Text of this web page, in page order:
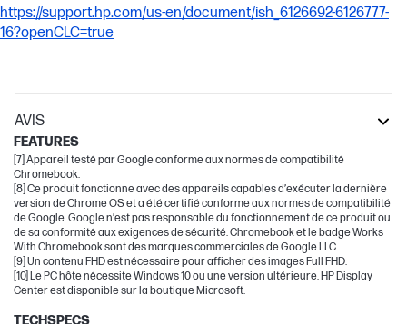
https://support.hp.com/us-en/document/ish_6126692-6126777-
16?openCLC=true
AVIS
FEATURES
[7] Appareil testé par Google conforme aux normes de compatibilité
Chromebook.
[8] Ce produit fonctionne avec des appareils capables d’exécuter la dernière
version de Chrome OS et a été certifié conforme aux normes de compatibilité
de Google. Google n’est pas responsable du fonctionnement de ce produit ou
de sa conformité aux exigences de sécurité. Chromebook et le badge Works
With Chromebook sont des marques commerciales de Google LLC.
[9] Un contenu FHD est nécessaire pour afficher des images Full FHD.
[10] Le PC hôte nécessite Windows 10 ou une version ultérieure. HP Display
Center est disponible sur la boutique Microsoft.
TECHSPECS